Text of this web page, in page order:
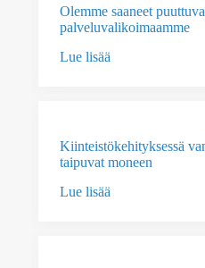
Olemme saaneet
palveluvalikoimaamme
Lue lisää
Kiinteistökehityksessä
taipuvat moneen
Lue lisää